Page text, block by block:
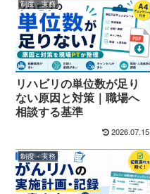
制度・実務
リハビリの単位数が足り
ない原因と対策｜職場へ
相談する基準
2026.07.15
制度・実務